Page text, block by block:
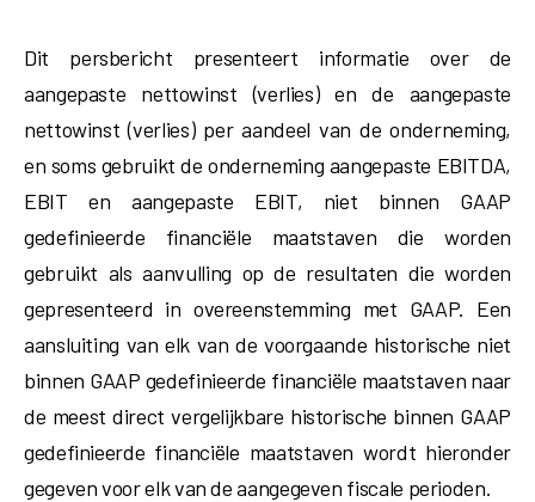
Dit persbericht presenteert informatie over de
aangepaste nettowinst (verlies) en de aangepaste
nettowinst (verlies) per aandeel van de onderneming,
en soms gebruikt de onderneming aangepaste EBITDA,
EBIT en aangepaste EBIT, niet binnen GAAP
gedefinieerde financiële maatstaven die worden
gebruikt als aanvulling op de resultaten die worden
gepresenteerd in overeenstemming met GAAP. Een
aansluiting van elk van de voorgaande historische niet
binnen GAAP gedefinieerde financiële maatstaven naar
de meest direct vergelijkbare historische binnen GAAP
gedefinieerde financiële maatstaven wordt hieronder
gegeven voor elk van de aangegeven fiscale perioden.